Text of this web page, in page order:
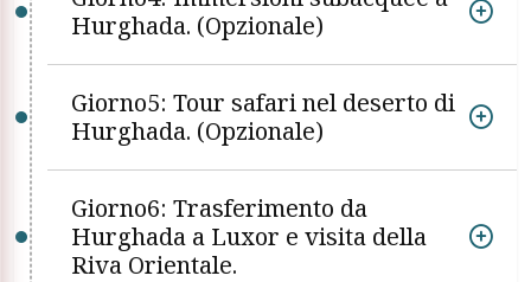
Hurghada. (Opzionale)
Giorno5: Tour safari nel deserto di
Hurghada. (Opzionale)
Giorno6: Trasferimento da
Hurghada a Luxor e visita della
Riva Orientale.